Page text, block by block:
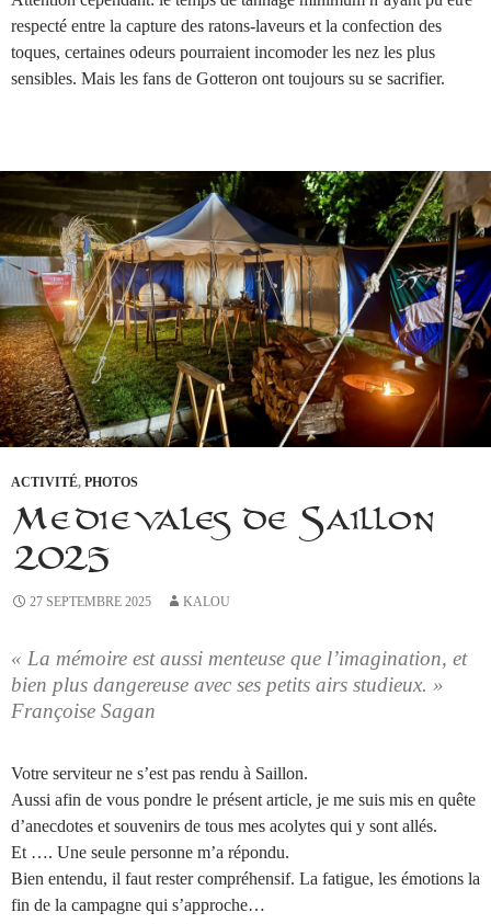
respecté entre la capture des ratons-laveurs et la confection des
toques, certaines odeurs pourraient incomoder les nez les plus
sensibles. Mais les fans de Gotteron ont toujours su se sacrifier.
ACTIVITÉ, PHOTOS
Médiévales de Saillon
2025
27 SEPTEMBRE 2025 KALOU
« La mémoire est aussi menteuse que l’imagination, et
bien plus dangereuse avec ses petits airs studieux. »
Françoise Sagan
Votre serviteur ne s’est pas rendu à Saillon.
Aussi afin de vous pondre le présent article, je me suis mis en quête
d’anecdotes et souvenirs de tous mes acolytes qui y sont allés.
Et …. Une seule personne m’a répondu.
Bien entendu, il faut rester compréhensif. La fatigue, les émotions la
fin de la campagne qui s’approche…